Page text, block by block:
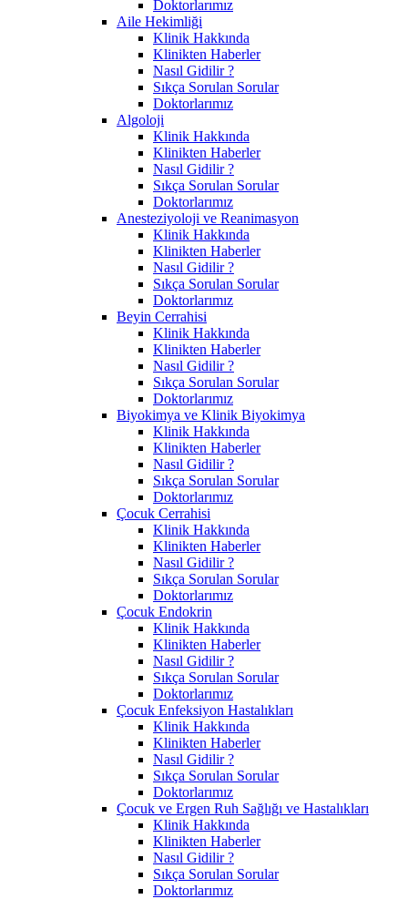
Doktorlarımız
Aile Hekimliği
Klinik Hakkında
Klinikten Haberler
Nasıl Gidilir ?
Sıkça Sorulan Sorular
Doktorlarımız
Algoloji
Klinik Hakkında
Klinikten Haberler
Nasıl Gidilir ?
Sıkça Sorulan Sorular
Doktorlarımız
Anesteziyoloji ve Reanimasyon
Klinik Hakkında
Klinikten Haberler
Nasıl Gidilir ?
Sıkça Sorulan Sorular
Doktorlarımız
Beyin Cerrahisi
Klinik Hakkında
Klinikten Haberler
Nasıl Gidilir ?
Sıkça Sorulan Sorular
Doktorlarımız
Biyokimya ve Klinik Biyokimya
Klinik Hakkında
Klinikten Haberler
Nasıl Gidilir ?
Sıkça Sorulan Sorular
Doktorlarımız
Çocuk Cerrahisi
Klinik Hakkında
Klinikten Haberler
Nasıl Gidilir ?
Sıkça Sorulan Sorular
Doktorlarımız
Çocuk Endokrin
Klinik Hakkında
Klinikten Haberler
Nasıl Gidilir ?
Sıkça Sorulan Sorular
Doktorlarımız
Çocuk Enfeksiyon Hastalıkları
Klinik Hakkında
Klinikten Haberler
Nasıl Gidilir ?
Sıkça Sorulan Sorular
Doktorlarımız
Çocuk ve Ergen Ruh Sağlığı ve Hastalıkları
Klinik Hakkında
Klinikten Haberler
Nasıl Gidilir ?
Sıkça Sorulan Sorular
Doktorlarımız